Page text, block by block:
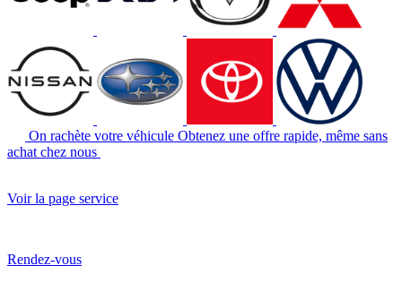
On rachète votre véhicule Obtenez une offre rapide, même sans
achat chez nous
Voir la page service
Rendez-vous